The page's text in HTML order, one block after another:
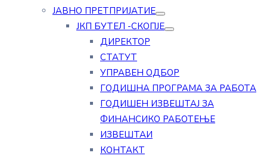
ЈАВНО ПРЕТПРИЈАТИЕ
ЈКП БУТЕЛ -СКОПЈЕ
ДИРЕКТОР
СТАТУТ
УПРАВЕН ОДБОР
ГОДИШНА ПРОГРАМА ЗА РАБОТА
ГОДИШЕН ИЗВЕШТАЈ ЗА
ФИНАНСИКО РАБОТЕЊЕ
ИЗВЕШТАИ
КОНТАКТ